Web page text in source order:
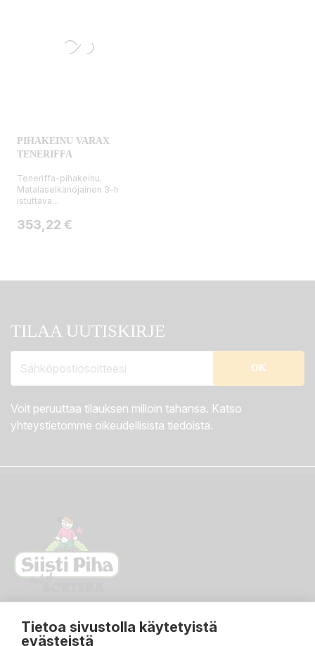
Tietoa sivustolla käytetyistä
evästeistä
PIHAKEINU VARAX
TENERIFFA
Teneriffa-pihakeinu.
Matalaselkänojainen 3-h
istuttava...
Hinta
353,22 €
TILAA UUTISKIRJE
Voit peruuttaa tilauksen milloin tahansa. Katso
yhteystietomme oikeudellisista tiedoista.